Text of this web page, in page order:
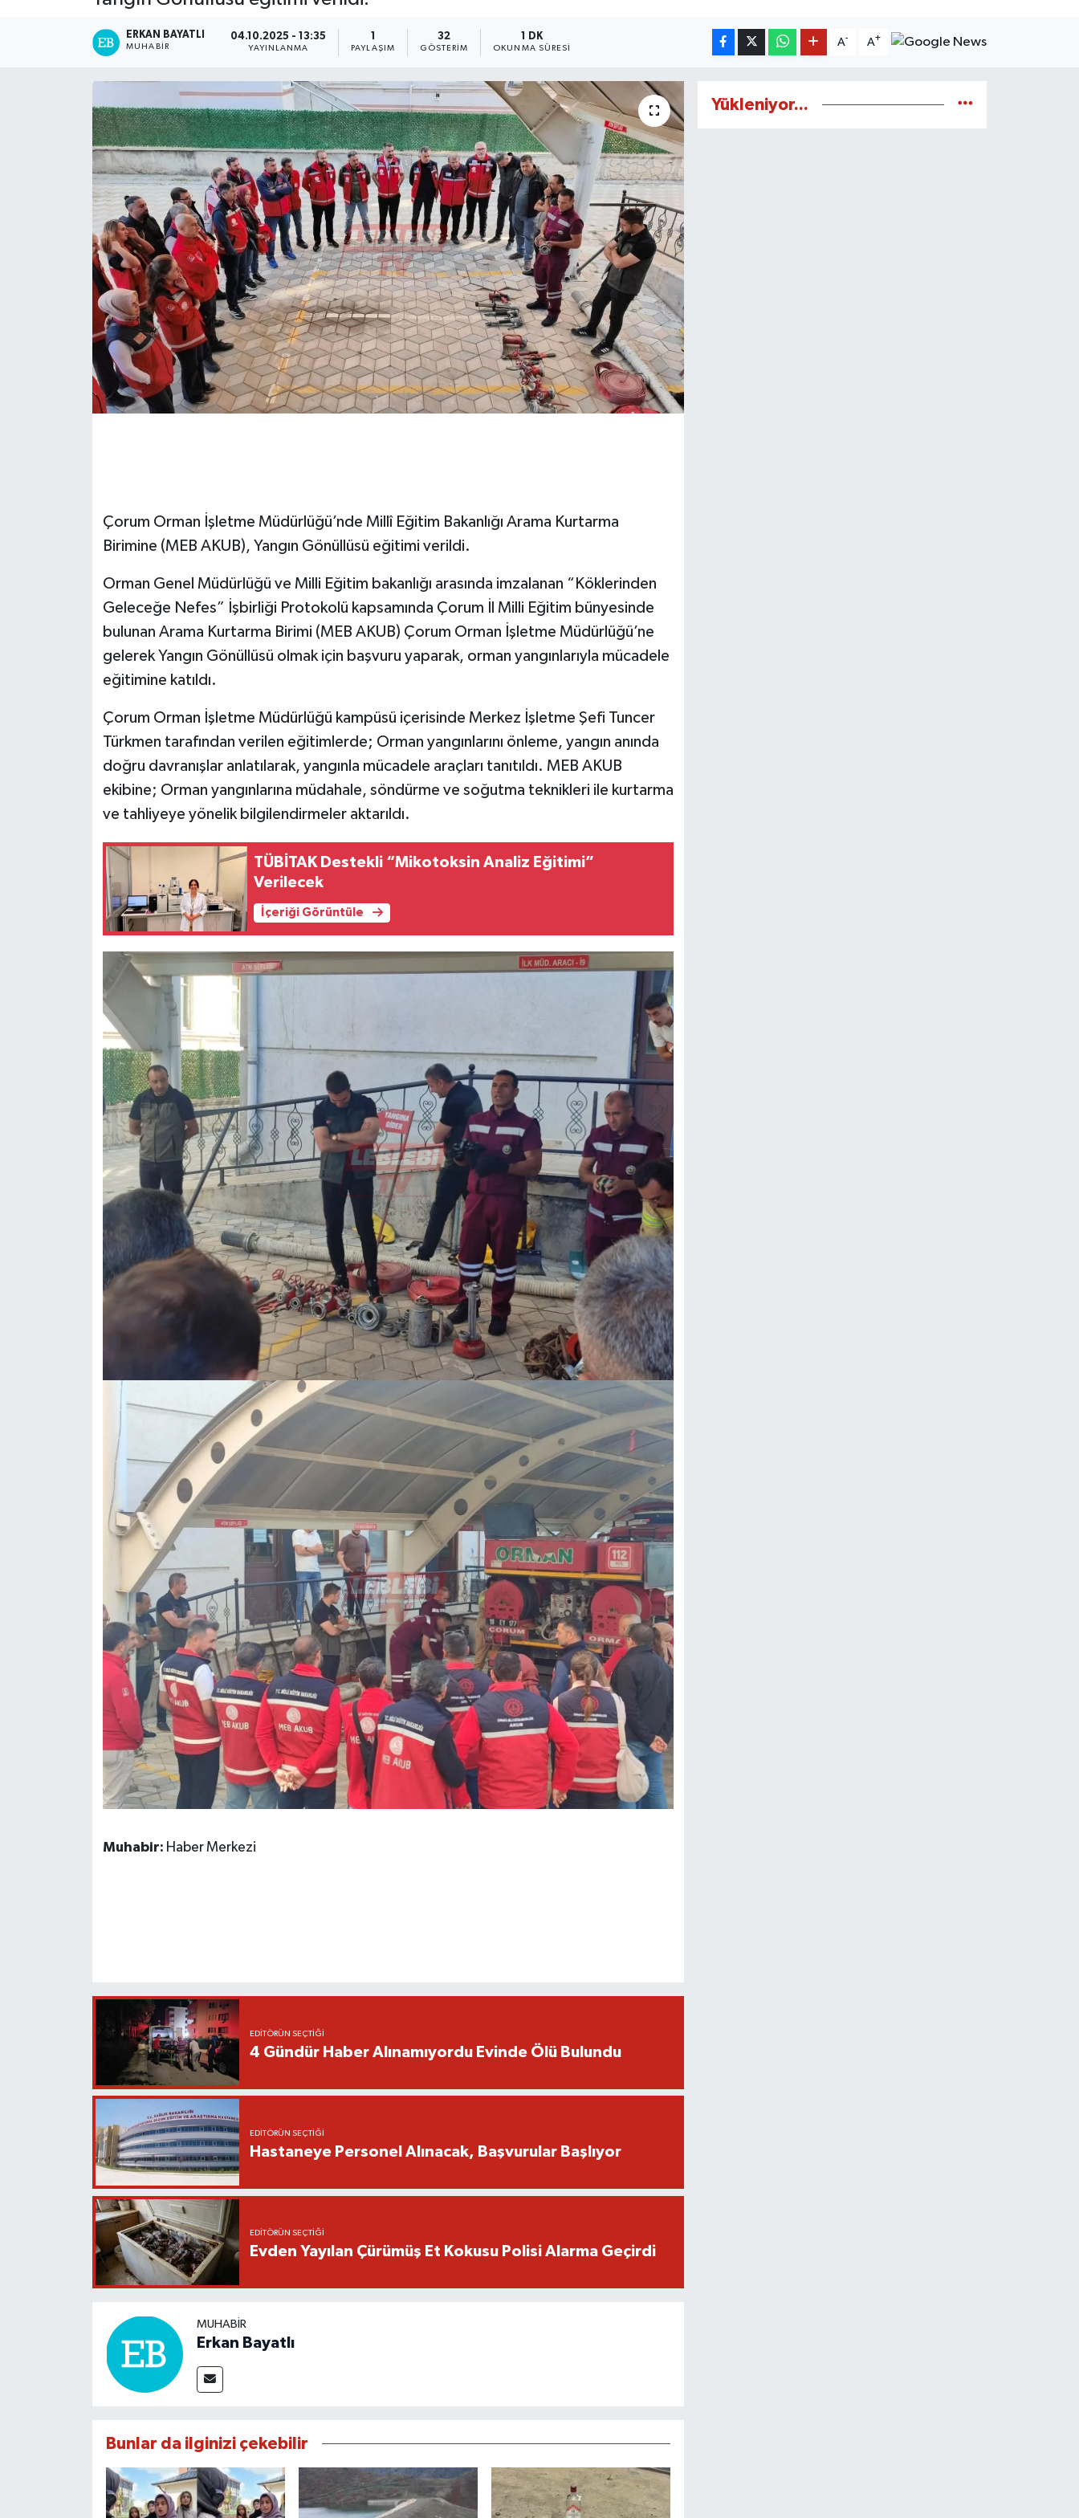
ERKAN BAYATLI
MUHABIR
04.10.2025 - 13:35
YAYINLANMA
1
PAYLAŞIM
32
GÖSTERIM
1 DK
OKUNMA SÜRESI
A- A+
Çorum Orman İşletme Müdürlüğü’nde Millî Eğitim Bakanlığı Arama Kurtarma
Birimine (MEB AKUB), Yangın Gönüllüsü eğitimi verildi.
Orman Genel Müdürlüğü ve Milli Eğitim bakanlığı arasında imzalanan “Köklerinden
Geleceğe Nefes” İşbirliği Protokolü kapsamında Çorum İl Milli Eğitim bünyesinde
bulunan Arama Kurtarma Birimi (MEB AKUB) Çorum Orman İşletme Müdürlüğü’ne
gelerek Yangın Gönüllüsü olmak için başvuru yaparak, orman yangınlarıyla mücadele
eğitimine katıldı.
Çorum Orman İşletme Müdürlüğü kampüsü içerisinde Merkez İşletme Şefi Tuncer
Türkmen tarafından verilen eğitimlerde; Orman yangınlarını önleme, yangın anında
doğru davranışlar anlatılarak, yangınla mücadele araçları tanıtıldı. MEB AKUB
ekibine; Orman yangınlarına müdahale, söndürme ve soğutma teknikleri ile kurtarma
ve tahliyeye yönelik bilgilendirmeler aktarıldı.
TÜBİTAK Destekli “Mikotoksin Analiz Eğitimi”
Verilecek
İçeriği Görüntüle
Muhabir: Haber Merkezi
EDITÖRÜN SEÇTIĞI
4 Gündür Haber Alınamıyordu Evinde Ölü Bulundu
EDITÖRÜN SEÇTIĞI
Hastaneye Personel Alınacak, Başvurular Başlıyor
EDITÖRÜN SEÇTIĞI
Evden Yayılan Çürümüş Et Kokusu Polisi Alarma Geçirdi
MUHABIR
Erkan Bayatlı
Bunlar da ilginizi çekebilir
Yükleniyor...